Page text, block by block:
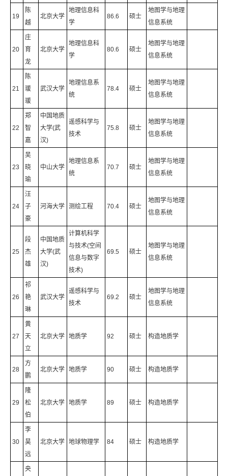
19
陈
越
北京大学
地理信息科
学
86.6 硕士
地图学与地理
信息系统
20
庄
育
龙
北京大学
地理信息科
学
80.6 硕士
地图学与地理
信息系统
21
陈
瑗
瑗
武汉大学
地理信息系
统
78.4 硕士
地图学与地理
信息系统
22
郑
智
嘉
中国地质
大学(武
汉)
遥感科学与
技术
75.8 硕士
地图学与地理
信息系统
23
吴
晓
瑜
中山大学
地理信息系
统
70.7 硕士
地图学与地理
信息系统
24
汪
子
豪
河海大学 测绘工程 70.4 硕士
地图学与地理
信息系统
25
段
杰
雄
中国地质
大学(武
汉)
计算机科学
与技术(空间
信息与数字
技术)
69.5 硕士
地图学与地理
信息系统
26
祁
艳
琳
武汉大学
遥感科学与
技术
69.2 硕士
地图学与地理
信息系统
27
黄
天
立
北京大学 地质学 92 硕士 构造地质学
28
方
鹏
北京大学 地质学 90 硕士 构造地质学
29
隆
松
伯
北京大学 地质学 89 硕士 构造地质学
30
李
昊
远
北京大学 地球物理学 84 硕士 构造地质学
央